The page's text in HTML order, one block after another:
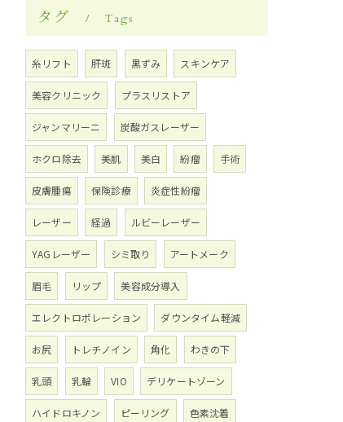
タグ Tags
糸リフト 肝斑 黒ずみ スキンケア
美容クリニック プラスリストア
ジャンマリーニ 炭酸ガスレーザー
ホクロ除去 美肌 美白 紛瘤 手術
皮膚腫瘍 保険診療 炎症性紛瘤
レーザー 経過 ルビーレーザー
YAGレーザー シミ取り アートメーク
眉毛 リップ 美容成分導入
エレクトロポレーション ダウンタイム軽減
お尻 トレチノイン 角化 わきの下
乳頭 乳輪 VIO デリケートゾーン
ハイドロキノン ピーリング 色素沈着